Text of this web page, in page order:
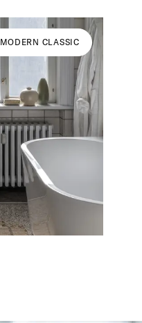
MODERN CLASSIC